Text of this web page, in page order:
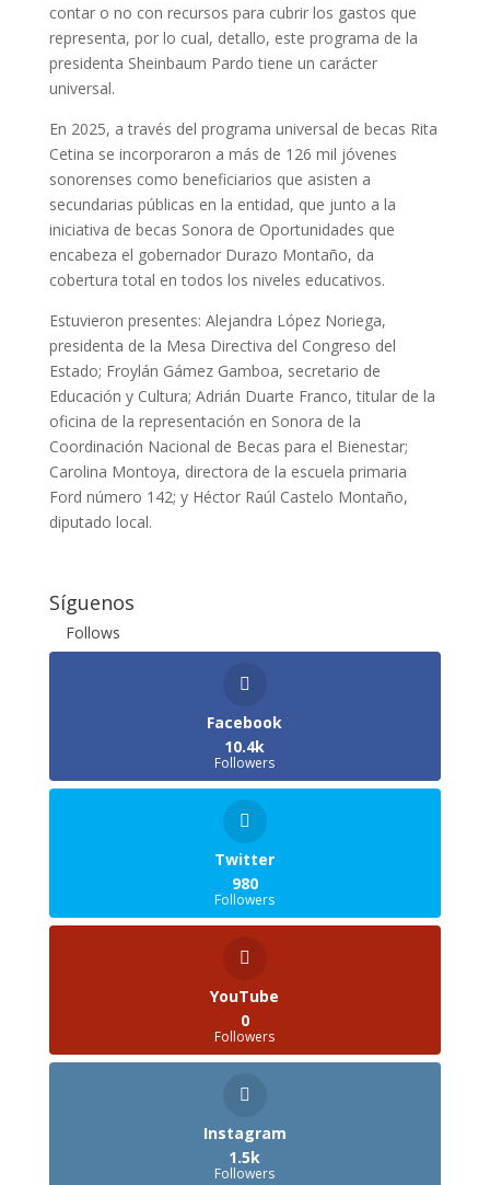
contar o no con recursos para cubrir los gastos que
representa, por lo cual, detallo, este programa de la
presidenta Sheinbaum Pardo tiene un carácter
universal.
En 2025, a través del programa universal de becas Rita
Cetina se incorporaron a más de 126 mil jóvenes
sonorenses como beneficiarios que asisten a
secundarias públicas en la entidad, que junto a la
iniciativa de becas Sonora de Oportunidades que
encabeza el gobernador Durazo Montaño, da
cobertura total en todos los niveles educativos.
Estuvieron presentes: Alejandra López Noriega,
presidenta de la Mesa Directiva del Congreso del
Estado; Froylán Gámez Gamboa, secretario de
Educación y Cultura; Adrián Duarte Franco, titular de la
oficina de la representación en Sonora de la
Coordinación Nacional de Becas para el Bienestar;
Carolina Montoya, directora de la escuela primaria
Ford número 142; y Héctor Raúl Castelo Montaño,
diputado local.
Síguenos
Follows
Facebook
10.4k
Followers
Twitter
980
Followers
YouTube
0
Followers
Instagram
1.5k
Followers